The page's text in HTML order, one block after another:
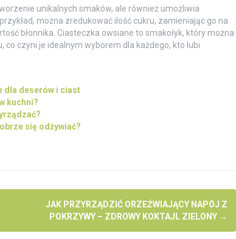
unikalnych smaków, ale również umożliwia
można zredukować ilość cukru, zamieniając go na
błonnika. Ciasteczka owsiane to smakołyk, który można
czyni je idealnym wyborem dla każdego, kto lubi
dla deserów i ciast
kuchni?
się odżywiać?
JAK PRZYRZĄDZIĆ ORZEŹWIAJĄCY NAPÓJ Z
POKRZYWY – ZDROWY KOKTAJL ZIELONY →